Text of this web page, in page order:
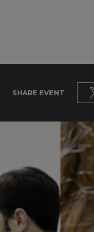
SHARE EVENT